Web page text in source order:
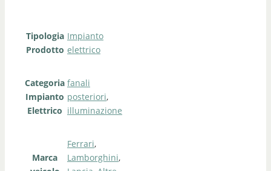
Tipologia
Prodotto
Impianto
elettrico
Categoria
Impianto
Elettrico
fanali
posteriori,
illuminazione
Marca
Ferrari,
Lamborghini,